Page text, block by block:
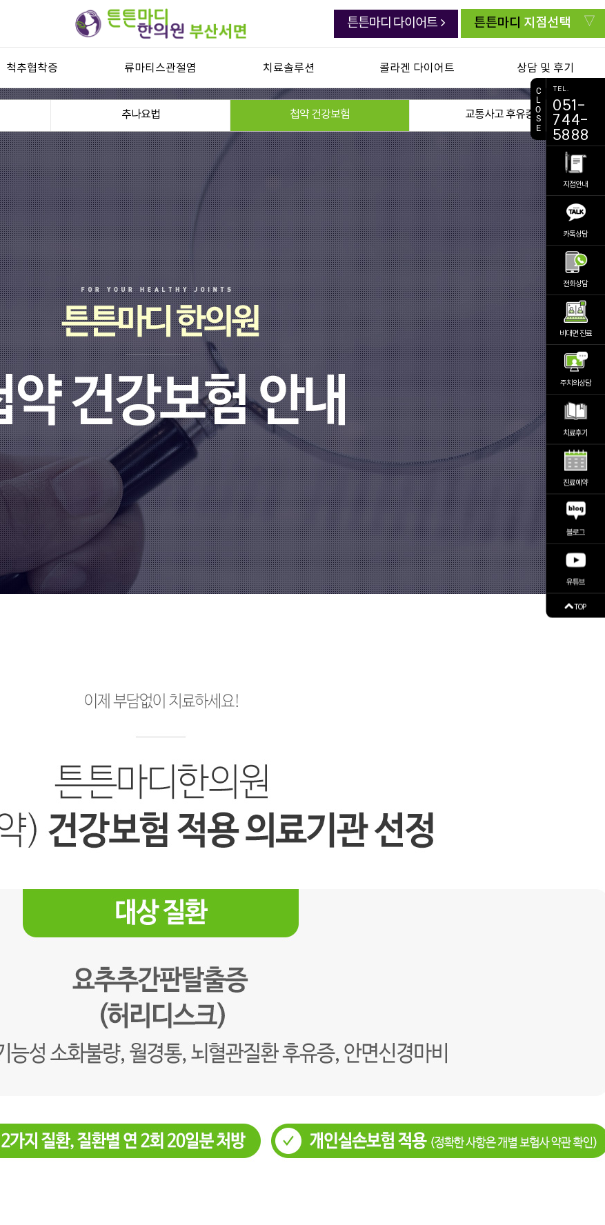
튼튼마디 다이어트 튼튼마디 지점선택
척추협착증 류마티스관절염 치료솔루션 콜라겐 다이어트 상담 및 후기
목디스크
퇴행성디스크
기타 척추질환
류마티스관절염과 자가진단
연골한약 백절탕
추나요법
첩약 건강보험
교통사고 후유증
내장지방 다이어트
체질개선 다이어트
부작용DOWN 다이어트
다이어트 생생후기
다이어트 이벤트
치료생생 동영상
생생치료 후기
자주묻는 질문
주치의 상담실
전화상담 요청
진료 예약
비대면 진료
의료진소개
공지사항
추나요법 첩약 건강보험 교통사고 후유증
C
L
O
S
E
TEL.
051-
744-
5888
지점안내
카톡상담
전화상담
비대면 진료
주치의상담
치료후기
진료예약
블로그
유튜브
TOP